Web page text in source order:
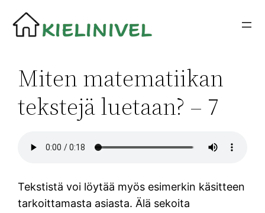
Siirry
sisältöön
Miten matematiikan
tekstejä luetaan? – 7
Tekstistä voi löytää myös esimerkin käsitteen
tarkoittamasta asiasta. Älä sekoita